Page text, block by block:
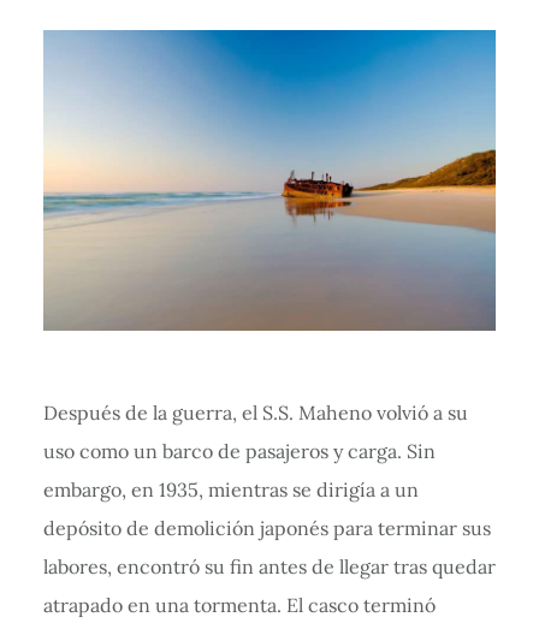
Después de la guerra, el S.S. Maheno volvió a su
uso como un barco de pasajeros y carga. Sin
embargo, en 1935, mientras se dirigía a un
depósito de demolición japonés para terminar sus
labores, encontró su fin antes de llegar tras quedar
atrapado en una tormenta. El casco terminó